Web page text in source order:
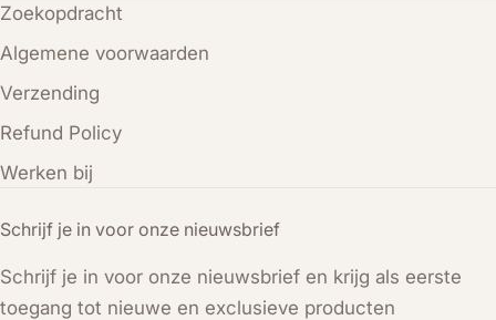
Schrijf je in voor onze nieuwsbrief
Schrijf je in voor onze nieuwsbrief en krijg als eerste
toegang tot nieuwe en exclusieve producten
Zoekopdracht
Algemene voorwaarden
Verzending
Refund Policy
Werken bij